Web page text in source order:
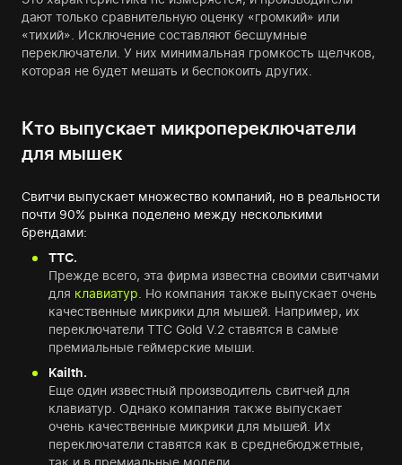
дают только сравнительную оценку «громкий» или
«тихий». Исключение составляют бесшумные
переключатели. У них минимальная громкость щелчков,
которая не будет мешать и беспокоить других.
Кто выпускает микропереключатели
для мышек
Свитчи выпускает множество компаний, но в реальности
почти 90% рынка поделено между несколькими
брендами:
TTC.
Прежде всего, эта фирма известна своими свитчами
для клавиатур . Но компания также выпускает очень
качественные микрики для мышей. Например, их
переключатели TTC Gold V.2 ставятся в самые
премиальные геймерские мыши.
Kailth.
Еще один известный производитель свитчей для
клавиатур. Однако компания также выпускает
очень качественные микрики для мышей. Их
переключатели ставятся как в среднебюджетные,
так и в премиальные модели.